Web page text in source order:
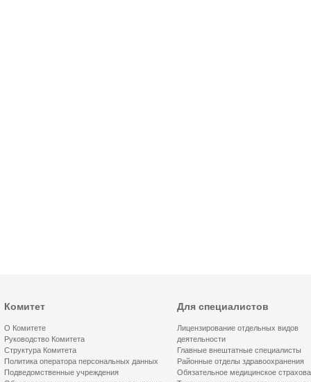
Комитет
О Комитете
Руководство Комитета
Структура Комитета
Политика оператора персональных данных
Подведомственные учреждения
Для специалистов
Лицензирование отдельных видов
деятельности
Главные внештатные специалисты
Районные отделы здравоохранения
Обязательное медицинское